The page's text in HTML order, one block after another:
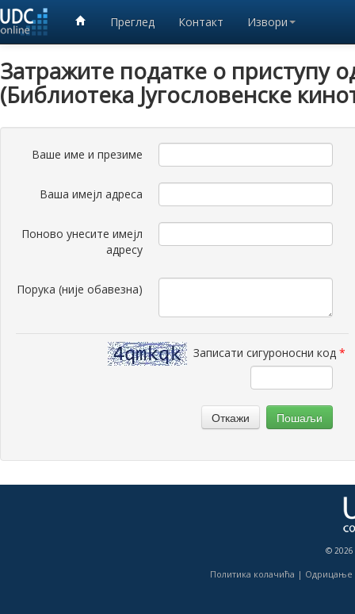
Преглед Контакт Извори
Затражите податке о приступу
(Библиотека Југословенске
Ваше име и презиме
Ваша имејл адреса
Поново унесите имејл
адресу
Порука (није обавезна)
Записати сигуроносни код *
Откажи Пошаљи
© 2026
Политика колачића | Одрицање